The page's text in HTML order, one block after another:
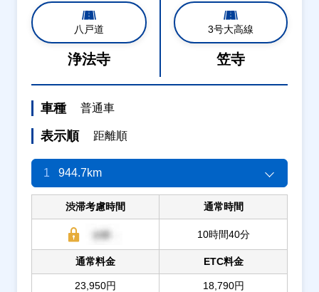
八戸道
浄法寺
3号大高線
笠寺
車種 普通車
表示順 距離順
1 944.7km
渋滞考慮時間 通常時間
10時間40分
通常料金
23,950円
ETC料金
18,790円